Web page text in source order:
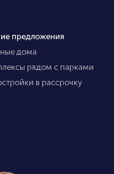
предложения
дома
рядом с парками
в рассрочку